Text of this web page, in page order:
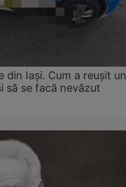
din Iași. Cum a reușit un
să se facă nevăzut